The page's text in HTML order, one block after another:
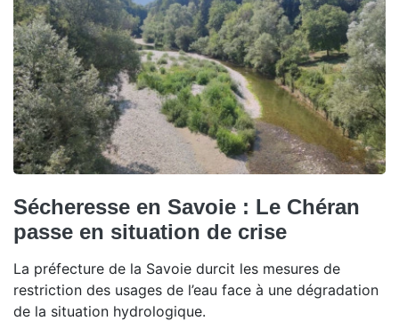
Sécheresse en Savoie : Le Chéran
passe en situation de crise
La préfecture de la Savoie durcit les mesures de
restriction des usages de l’eau face à une dégradation
de la situation hydrologique.